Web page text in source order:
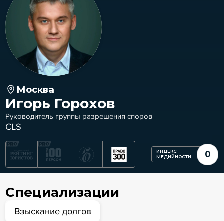
Москва
Игорь Горохов
Руководитель группы разрешения споров
CLS
ИНДЕКС
МЕДИЙНОСТИ
0
Специализации
Взыскание долгов